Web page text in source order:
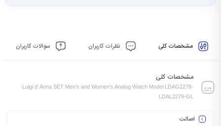
مشخصات کلی نظرات کاربران سوالات کاربران
مشخصات کلی
Luigi d' Anna SET Men's and Women's Analog Watch Model LDAG2278-
LDAL2279-GL
اصالت